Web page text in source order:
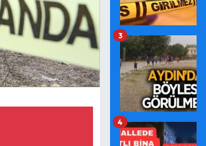
3
4